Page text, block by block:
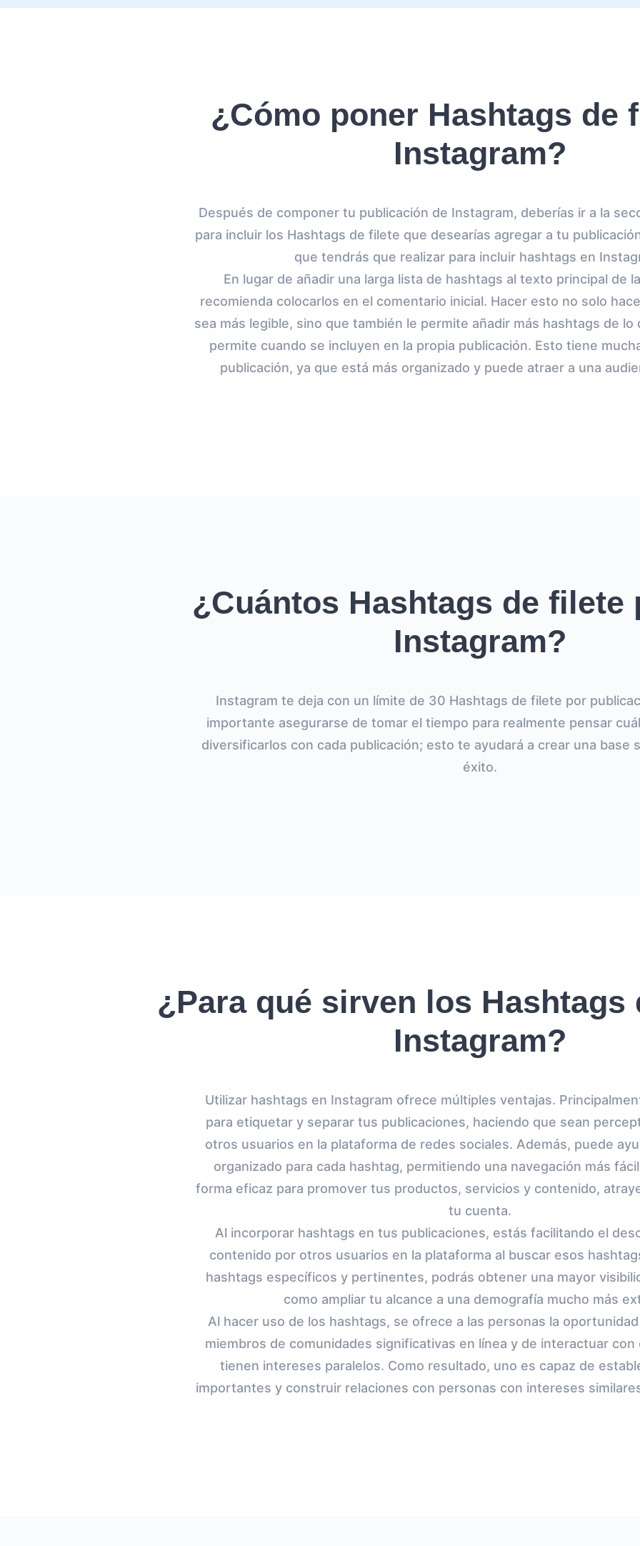
¿Cómo poner Hashtags de
Instagram?
Después de componer tu publicación de Instagram, deberías ir a la
para incluir los Hashtags de filete que desearías agregar a tu
que tendrás que realizar para incluir hashtags en
En lugar de añadir una larga lista de hashtags al texto principal de
recomienda colocarlos en el comentario inicial. Hacer esto no solo
sea más legible, sino que también le permite añadir más hashtags de
permite cuando se incluyen en la propia publicación. Esto tiene
publicación, ya que está más organizado y puede atraer a una
¿Cuántos Hashtags de filete
Instagram?
Instagram te deja con un límite de 30 Hashtags de filete por
importante asegurarse de tomar el tiempo para realmente pensar
diversificarlos con cada publicación; esto te ayudará a crear una base
éxito.
¿Para qué sirven los Hashtags
Instagram?
Utilizar hashtags en Instagram ofrece múltiples ventajas.
para etiquetar y separar tus publicaciones, haciendo que sean
otros usuarios en la plataforma de redes sociales. Además, puede
organizado para cada hashtag, permitiendo una navegación más
forma eficaz para promover tus productos, servicios y contenido,
tu cuenta.
Al incorporar hashtags en tus publicaciones, estás facilitando el
contenido por otros usuarios en la plataforma al buscar esos
hashtags específicos y pertinentes, podrás obtener una mayor
como ampliar tu alcance a una demografía mucho más
Al hacer uso de los hashtags, se ofrece a las personas la
miembros de comunidades significativas en línea y de interactuar
tienen intereses paralelos. Como resultado, uno es capaz de
importantes y construir relaciones con personas con intereses